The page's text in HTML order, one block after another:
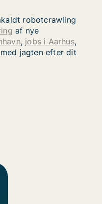
robotcrawling
af nye
, jobs i Aarhus,
jagten efter dit